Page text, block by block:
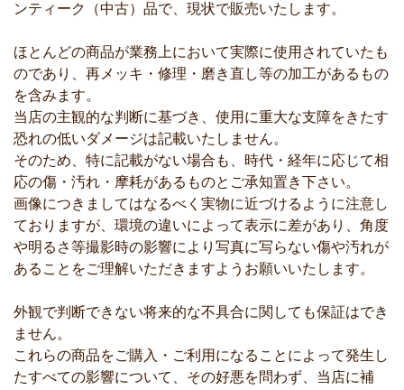
ンティーク（中古）品で、現状で販売いたします。
ほとんどの商品が業務上において実際に使用されていたも
のであり、再メッキ・修理・磨き直し等の加工があるもの
を含みます。
当店の主観的な判断に基づき、使用に重大な支障をきたす
恐れの低いダメージは記載いたしません。
そのため、特に記載がない場合も、時代・経年に応じて相
応の傷・汚れ・摩耗があるものとご承知置き下さい。
画像につきましてはなるべく実物に近づけるように注意し
ておりますが、環境の違いによって表示に差があり、角度
や明るさ等撮影時の影響により写真に写らない傷や汚れが
あることをご理解いただきますようお願いいたします。
外観で判断できない将来的な不具合に関しても保証はでき
ません。
これらの商品をご購入・ご利用になることによって発生し
たすべての影響について、その好悪を問わず、当店に補